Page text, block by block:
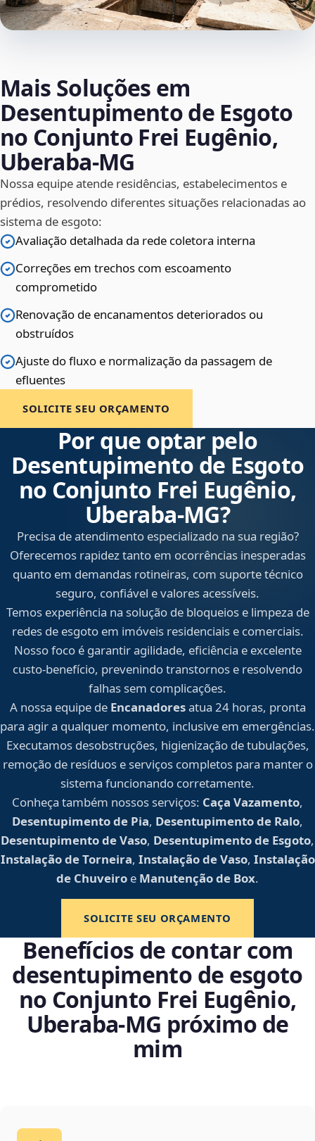
Mais Soluções em
Desentupimento de Esgoto
no Conjunto Frei Eugênio,
Uberaba‑MG
Nossa equipe atende residências, estabelecimentos e
prédios, resolvendo diferentes situações relacionadas ao
sistema de esgoto:
Avaliação detalhada da rede coletora interna
Correções em trechos com escoamento
comprometido
Renovação de encanamentos deteriorados ou
obstruídos
Ajuste do fluxo e normalização da passagem de
efluentes
SOLICITE SEU ORÇAMENTO
Por que optar pelo
Desentupimento de Esgoto
no Conjunto Frei Eugênio,
Uberaba‑MG?
Precisa de atendimento especializado na sua região?
Oferecemos rapidez tanto em ocorrências inesperadas
quanto em demandas rotineiras, com suporte técnico
seguro, confiável e valores acessíveis.
Temos experiência na solução de bloqueios e limpeza de
redes de esgoto em imóveis residenciais e comerciais.
Nosso foco é garantir agilidade, eficiência e excelente
custo-benefício, prevenindo transtornos e resolvendo
falhas sem complicações.
A nossa equipe de Encanadoresatua 24 horas, pronta
para agir a qualquer momento, inclusive em emergências.
Executamos desobstruções, higienização de tubulações,
remoção de resíduos e serviços completos para manter o
sistema funcionando corretamente.
Conheça também nossos serviços: Caça Vazamento,
Desentupimento de Pia, Desentupimento de Ralo,
Desentupimento de Vaso, Desentupimento de Esgoto,
Instalação de Torneira, Instalação de Vaso, Instalação
de Chuveiro e Manutenção de Box.
SOLICITE SEU ORÇAMENTO
Benefícios de contar com
desentupimento de esgoto
no Conjunto Frei Eugênio,
Uberaba‑MG próximo de
mim